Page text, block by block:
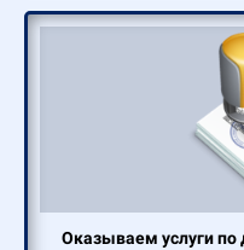
Оказываем услуги по